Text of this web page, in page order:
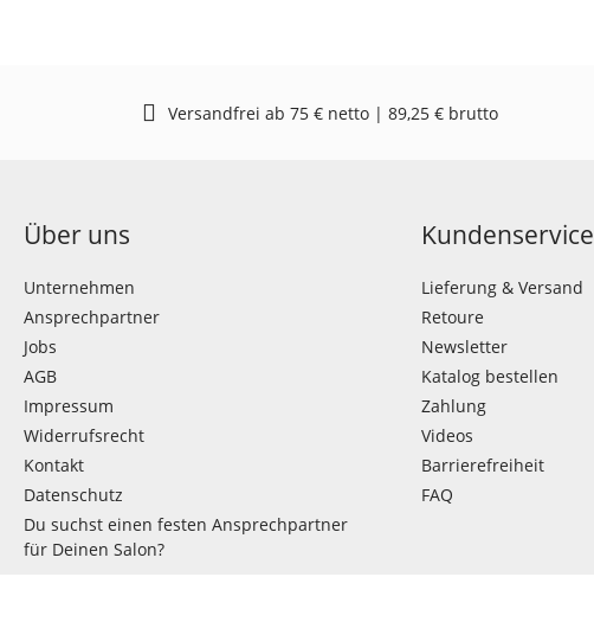
Versandfrei ab 75 € netto | 89,25 € brutto
Über uns
Unternehmen
Ansprechpartner
Jobs
AGB
Impressum
Widerrufsrecht
Kontakt
Datenschutz
Du suchst einen festen Ansprechpartner
für Deinen Salon?
Kundenservice
Lieferung & Versand
Retoure
Newsletter
Katalog bestellen
Zahlung
Videos
Barrierefreiheit
FAQ